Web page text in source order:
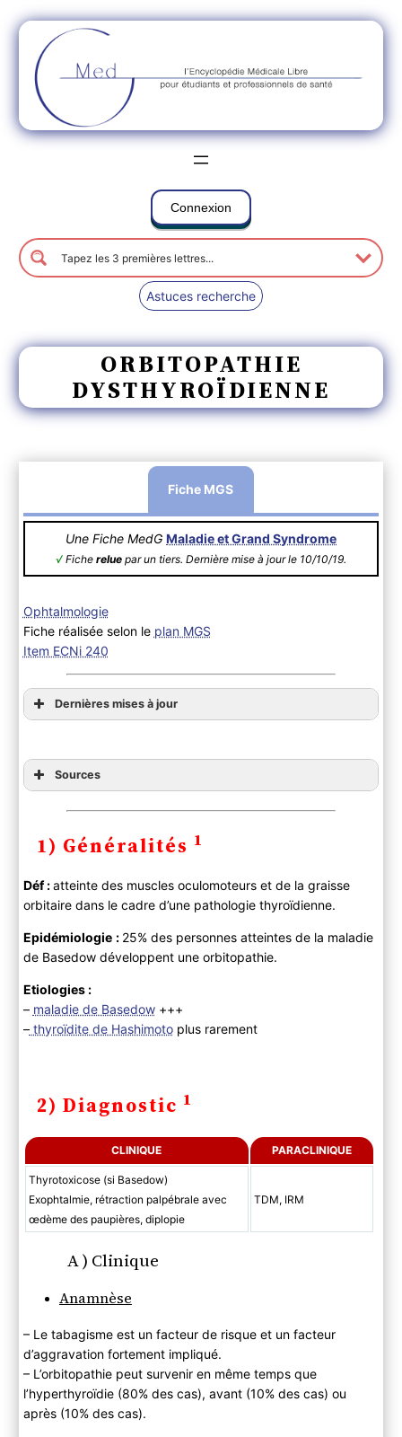
Connexion
Astuces recherche
ORBITOPATHIE
DYSTHYROÏDIENNE
Fiche MGS
Une Fiche MedG Maladie et Grand Syndrome
√ Fiche relue par un tiers. Dernière mise à jour le 10/10/19.
Ophtalmologie
Fiche réalisée selon le plan MGS
Item ECNi 240
Dernières mises à jour
Sources
1) Généralités 1
Déf :atteinte des muscles oculomoteurs et de la graisse
orbitaire dans le cadre d’une pathologie thyroïdienne.
Epidémiologie : 25% des personnes atteintes de la maladie
de Basedow développent une orbitopathie.
Etiologies :
– maladie de Basedow+++
–thyroïdite de Hashimotoplus rarement
2) Diagnostic 1
CLINIQUE PARACLINIQUE
Thyrotoxicose (si Basedow)
Exophtalmie, rétraction palpébrale avec
œdème des paupières, diplopie
TDM, IRM
A ) Clinique
Anamnèse
– Le tabagisme est un facteur de risque et un facteur
d’aggravation fortement impliqué.
– L’orbitopathie peut survenir en même temps que
l’hyperthyroïdie (80% des cas), avant (10% des cas) ou
après (10% des cas).